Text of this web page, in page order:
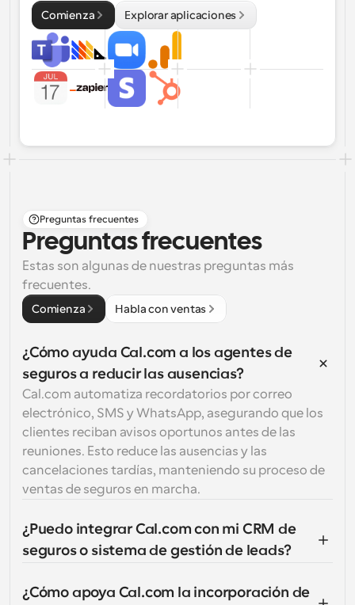
Comienza Explorar aplicaciones
Preguntas frecuentes
Preguntas frecuentes
Estas son algunas de nuestras preguntas más
frecuentes.
Comienza Habla con ventas
¿Cómo ayuda Cal.com a los agentes de
seguros a reducir las ausencias?
Cal.com automatiza recordatorios por correo
electrónico, SMS y WhatsApp, asegurando que los
clientes reciban avisos oportunos antes de las
reuniones. Esto reduce las ausencias y las
cancelaciones tardías, manteniendo su proceso de
ventas de seguros en marcha.
¿Puedo integrar Cal.com con mi CRM de
seguros o sistema de gestión de leads?
¿Cómo apoya Cal.com la incorporación de